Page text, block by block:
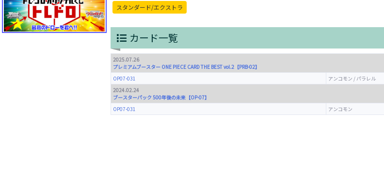
スタンダード/エクストラ
カード一覧
2025.07.26
プレミアムブースター ONE PIECE CARD THE BEST vol.2【PRB-02】
OP07-031
アンコモン / パラレル
2024.02.24
ブースターパック 500年後の未来【OP-07】
OP07-031
アンコモン